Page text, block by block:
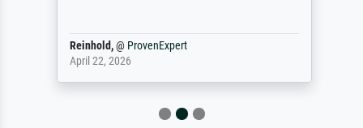
Reinhold,@ ProvenExpert
April 22, 2026